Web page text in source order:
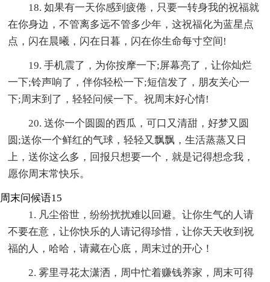
18. 如果有一天你感到疲倦，只要一转身我的祝福就
在你身边，不管离多远不管多少年，这祝福化为蓝星点
点，闪在晨曦，闪在日暮，闪在你生命每寸空间!
19. 手机震了，为你按摩一下;屏幕亮了，让你灿烂
一下;铃声响了，伴你轻松一下;短信发了，朋友关心一
下;周末到了，轻轻问候一下。祝周末好心情!
20. 送你一个圆圆的西瓜，可口又清甜，好梦又圆
圆;送你一个鲜红的气球，轻轻又飘飘，生活蒸蒸又日
上，送你这么多，回报只想要一个，就是记得想念我，
愿你周末常快乐。
周末问候语15
1. 凡尘俗世，纷纷扰扰难以回避。让你生气的人请
不要在意，让你快乐的人请记得珍惜，让你天天收到祝
福的人，哈哈，请藏在心底，周末过的开心！
2. 雾里寻花太潇洒，周中忙着赚钱养家，周末可得